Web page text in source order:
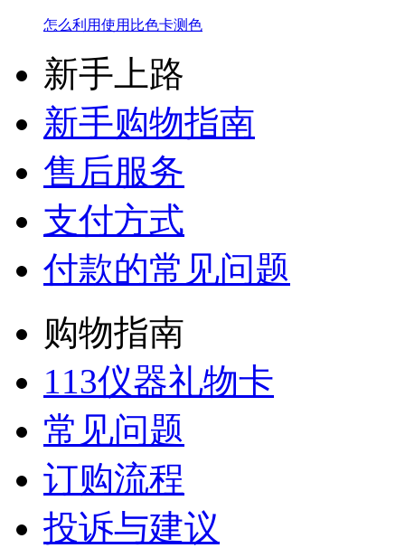
怎么利用使用比色卡测色
新手上路
新手购物指南
售后服务
支付方式
付款的常见问题
购物指南
113仪器礼物卡
常见问题
订购流程
投诉与建议